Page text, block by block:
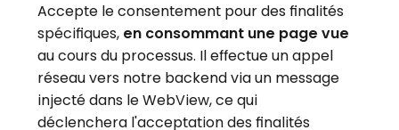
Accepte le consentement pour des finalités
spécifiques, en consommant une page vue
au cours du processus. Il effectue un appel
réseau vers notre backend via un message
injecté dans le WebView, ce qui
déclenchera l'acceptation des finalités